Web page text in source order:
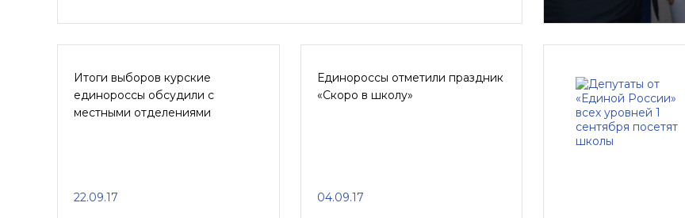
Итоги выборов курские
единороссы обсудили с
местными отделениями
22.09.17
Единороссы отметили праздник
«Скоро в школу»
04.09.17